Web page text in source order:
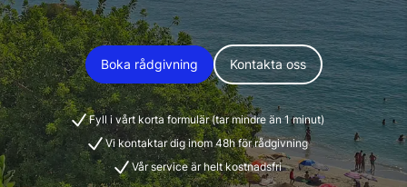
Boka rådgivning Kontakta oss
Fyll i vårt korta formulär (tar mindre än 1 minut)
Vi kontaktar dig inom 48h för rådgivning
Vår service är helt kostnadsfri